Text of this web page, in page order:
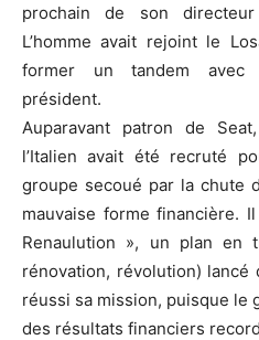
prochain de son
L’homme avait rejoint le
former un tandem avec
président.
Auparavant patron de
l’Italien avait été recruté
groupe secoué par la chute
mauvaise forme financière.
Renaulution », un plan en
rénovation, révolution) lancé
réussi sa mission, puisque le
des résultats financiers